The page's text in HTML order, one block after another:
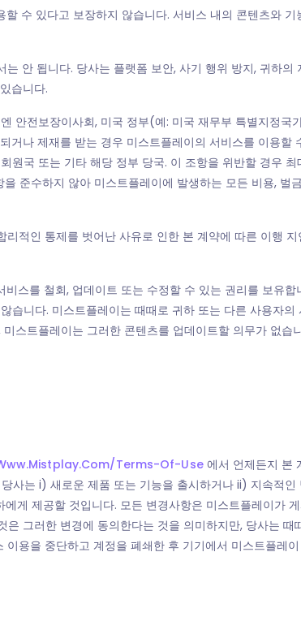
수 있다고 보장하지 않습니다. 서비스 내의 콘텐츠와
안 됩니다. 당사는 플랫폼 보안, 사기 행위 방지, 귀하의
습니다.
전보장이사회, 미국 정부(예: 미국 재무부 특별지정국
나 제재를 받는 경우 미스트플레이의 서비스를 이용할
국 또는 기타 해당 정부 당국. 이 조항을 위반할 경우
준수하지 않아 미스트플레이에 발생하는 모든 비용, 벌
적인 통제를 벗어난 사유로 인한 본 계약에 따른 이행
스를 철회, 업데이트 또는 수정할 수 있는 권리를 보유합
니다. 미스트플레이는 때때로 귀하 또는 다른 사용자의
스트플레이는 그러한 콘텐츠를 업데이트할 의무가 없습
terms-Of-Use에서 언제든지 본
사는 i) 새로운 제품 또는 기능을 출시하거나 ii) 지속적
게 제공할 것입니다. 모든 변경사항은 미스트플레이가
그러한 변경에 동의한다는 것을 의미하지만, 당사는 때
용을 중단하고 계정을 폐쇄한 후 기기에서 미스트플레